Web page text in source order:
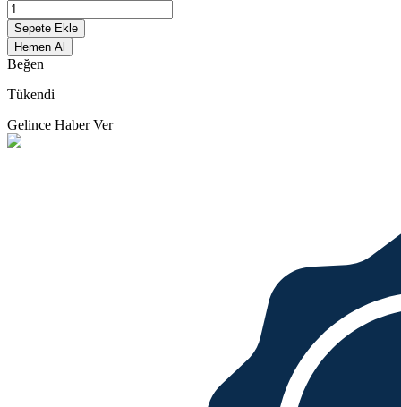
Sepete Ekle
Hemen Al
Beğen
Tükendi
Gelince Haber Ver